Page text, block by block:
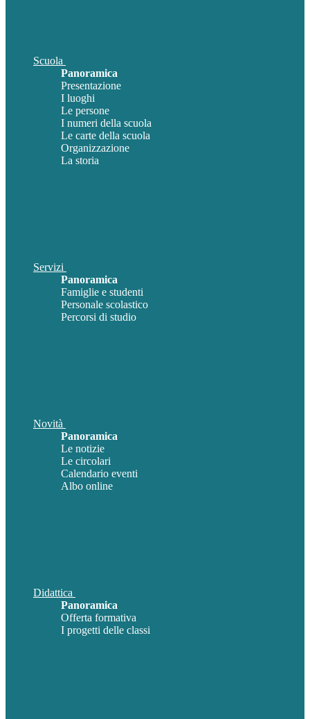
Scuola
Panoramica
Presentazione
I luoghi
Le persone
I numeri della scuola
Le carte della scuola
Organizzazione
La storia
Servizi
Panoramica
Famiglie e studenti
Personale scolastico
Percorsi di studio
Novità
Panoramica
Le notizie
Le circolari
Calendario eventi
Albo online
Didattica
Panoramica
Offerta formativa
I progetti delle classi